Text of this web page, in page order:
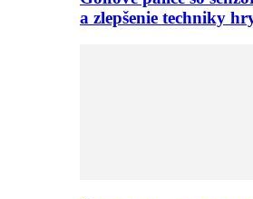
a zlepšenie techniky